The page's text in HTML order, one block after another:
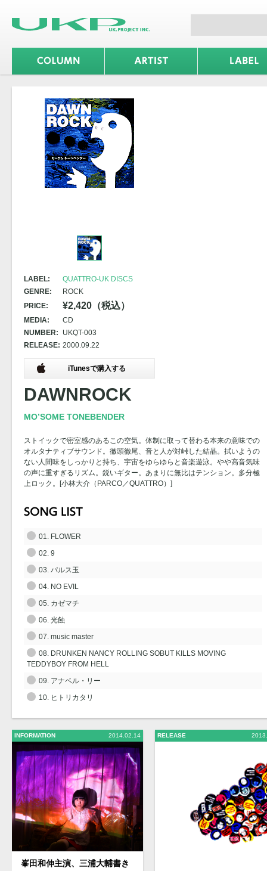
LABEL:
QUATTRO-UK DISCS
GENRE:
ROCK
PRICE:
¥2,420（税込）
MEDIA:
CD
NUMBER:
UKQT-003
RELEASE: 2000.09.22
iTunesで購入する
DAWNROCK
MO’SOME TONEBENDER
ストイックで密室感のあるこの空気。体制に取って替わる本来の意味での
オルタナティブサウンド。徹頭徹尾、音と人が対峠した結晶。拭いようの
ない人間味をしっかりと持ち、宇宙をゆらゆらと音楽遊泳。やや高音気味
の声に重すぎるリズム。鋭いギター。あまりに無比はテンション。多分極
上ロック。[小林大介（PARCO／QUATTRO）]
01. FLOWER
02. 9
03. パルス玉
04. NO EVIL
05. カゼマチ
06. 光蝕
07. music master
08. DRUNKEN NANCY ROLLING SOBUT KILLS MOVING
TEDDYBOY FROM HELL
09. アナベル・リー
10. ヒトリカタリ
INFORMATION 2014.02.14
峯田和伸主演、三浦大輔書き
RELEASE